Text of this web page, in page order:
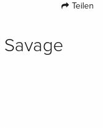
Teilen
Savage